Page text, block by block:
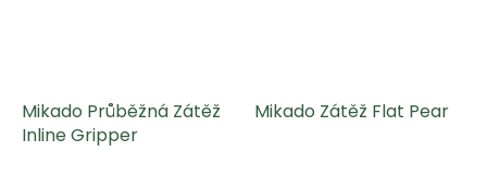
Mikado Průběžná Zátěž
Inline Gripper
Mikado Zátěž Flat Pear